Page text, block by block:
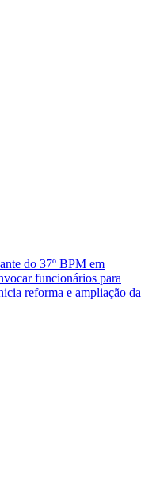
do 37º BPM em
funcionários para
reforma e ampliação da